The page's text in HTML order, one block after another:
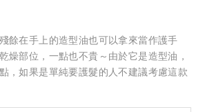
餘在手上的造型油也可以拿來當作護手
燥部位，一點也不貴～由於它是造型油，
，如果是單純要護髮的人不建議考慮這款